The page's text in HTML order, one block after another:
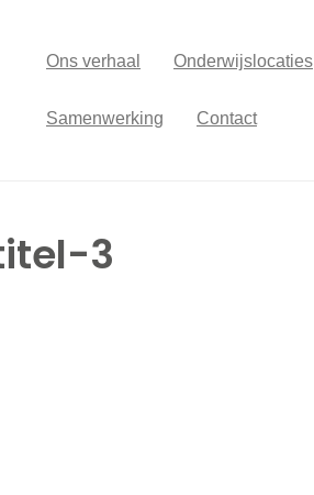
Ons verhaal Onderwijslocaties
Samenwerking Contact
3